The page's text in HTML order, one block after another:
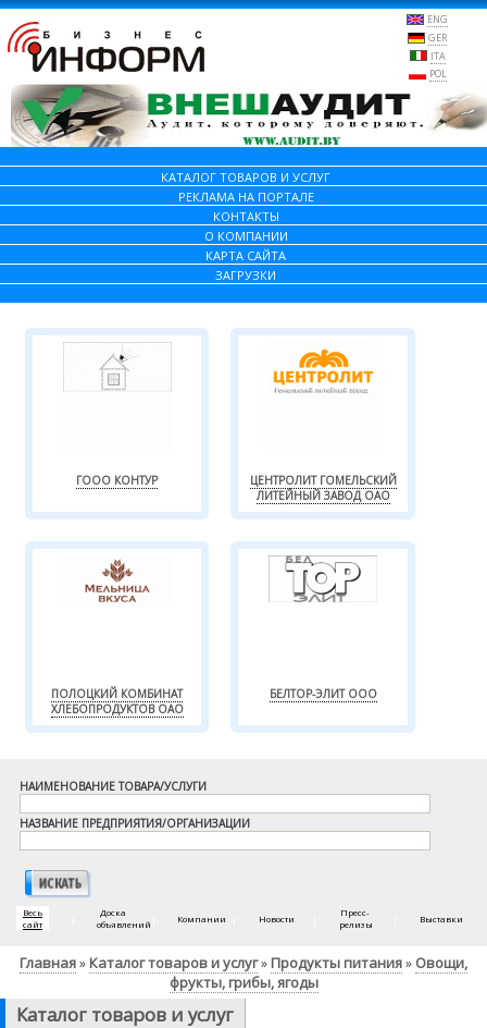
ENG
GER
ITA
POL
КАТАЛОГ ТОВАРОВ И УСЛУГ
РЕКЛАМА НА ПОРТАЛЕ
КОНТАКТЫ
О КОМПАНИИ
КАРТА САЙТА
ЗАГРУЗКИ
ГООО КОНТУР
ЦЕНТРОЛИТ ГОМЕЛЬСКИЙ
ЛИТЕЙНЫЙ ЗАВОД ОАО
ПОЛОЦКИЙ КОМБИНАТ
ХЛЕБОПРОДУКТОВ ОАО
БЕЛТОР-ЭЛИТ ООО
НАИМЕНОВАНИЕ ТОВАРА/УСЛУГИ
НАЗВАНИЕ ПРЕДПРИЯТИЯ/ОРГАНИЗАЦИИ
Весь
сайт
Доска
объявлений
Компании Новости
Пресс-
релизы
Выставки
Главная» Каталог товаров и услуг» Продукты питания» Овощи,
фрукты, грибы, ягоды
Каталог товаров и услуг